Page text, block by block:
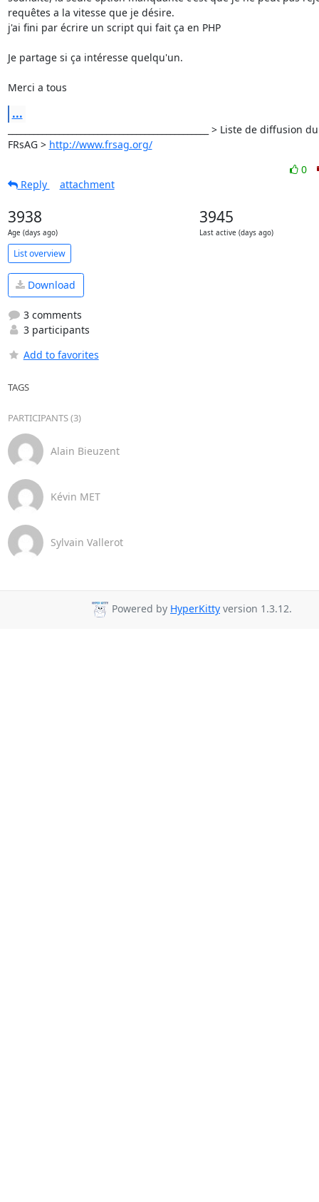
requêtes a la vitesse que je désire.
j'ai fini par écrire un script qui fait ça en PHP
Je partage si ça intéresse quelqu'un.
Merci a tous
...
_______________________________________________ > Liste de diffusion du
FRsAG > http://www.frsag.org/
0
Reply
attachment
3938
Age (days ago)
3945
Last active (days ago)
List overview
Download
3 comments
3 participants
Add to favorites
TAGS
PARTICIPANTS (3)
Alain Bieuzent
Kévin MET
Sylvain Vallerot
Powered by HyperKitty version 1.3.12.